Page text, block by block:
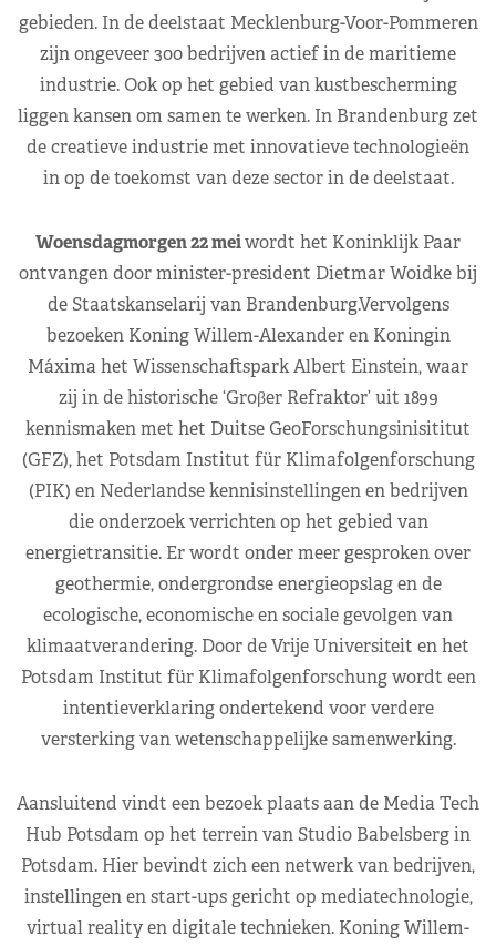
gebieden. In de deelstaat Mecklenburg-Voor-Pommeren
zijn ongeveer 300 bedrijven actief in de maritieme
industrie. Ook op het gebied van kustbescherming
liggen kansen om samen te werken. In Brandenburg zet
de creatieve industrie met innovatieve technologieën
in op de toekomst van deze sector in de deelstaat.
Woensdagmorgen 22 meiwordt het Koninklijk Paar
ontvangen door minister-president Dietmar Woidke bij
de Staatskanselarij van Brandenburg.Vervolgens
bezoeken Koning Willem-Alexander en Koningin
Máxima het Wissenschaftspark Albert Einstein, waar
zij in de historische ‘Groβer Refraktor’ uit 1899
kennismaken met het Duitse GeoForschungsinisititut
(GFZ), het Potsdam Institut für Klimafolgenforschung
(PIK) en Nederlandse kennisinstellingen en bedrijven
die onderzoek verrichten op het gebied van
energietransitie. Er wordt onder meer gesproken over
geothermie, ondergrondse energieopslag en de
ecologische, economische en sociale gevolgen van
klimaatverandering. Door de Vrije Universiteit en het
Potsdam Institut für Klimafolgenforschung wordt een
intentieverklaring ondertekend voor verdere
versterking van wetenschappelijke samenwerking.
Aansluitend vindt een bezoek plaats aan de Media Tech
Hub Potsdam op het terrein van Studio Babelsberg in
Potsdam. Hier bevindt zich een netwerk van bedrijven,
instellingen en start-ups gericht op mediatechnologie,
virtual reality en digitale technieken. Koning Willem-